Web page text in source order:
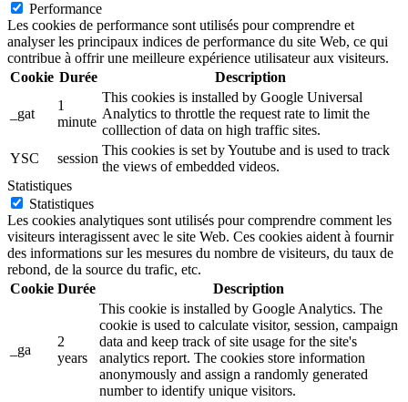
Performance
Les cookies de performance sont utilisés pour comprendre et
analyser les principaux indices de performance du site Web, ce qui
contribue à offrir une meilleure expérience utilisateur aux visiteurs.
Cookie Durée Description
_gat
1
minute
This cookies is installed by Google Universal
Analytics to throttle the request rate to limit the
colllection of data on high traffic sites.
YSC
session
This cookies is set by Youtube and is used to track
the views of embedded videos.
Statistiques
Statistiques
Les cookies analytiques sont utilisés pour comprendre comment les
visiteurs interagissent avec le site Web. Ces cookies aident à fournir
des informations sur les mesures du nombre de visiteurs, du taux de
rebond, de la source du trafic, etc.
Cookie Durée Description
_ga
2
years
This cookie is installed by Google Analytics. The
cookie is used to calculate visitor, session, campaign
data and keep track of site usage for the site's
analytics report. The cookies store information
anonymously and assign a randomly generated
number to identify unique visitors.